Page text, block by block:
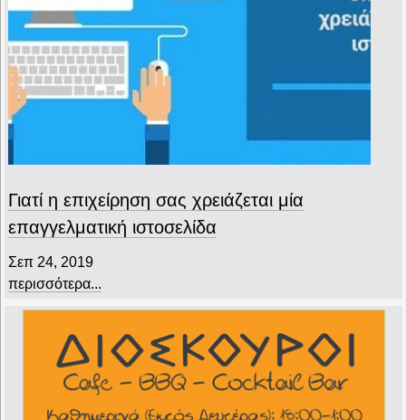
Γιατί η επιχείρηση σας χρειάζεται μία
επαγγελματική ιστοσελίδα
Σεπ 24, 2019
περισσότερα...